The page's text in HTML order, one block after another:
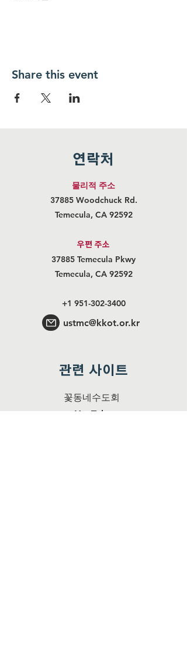
Share this event
연락처
물리적 주소
37885 Woodchuck Rd.
Temecula, CA 92592
우편 주소
37885 Temecula Pkwy
Temecula, CA 92592
+1 951-302-3400
ustmc@kkot.or.kr
관련 사이트
꽃동네수도회
YouTube